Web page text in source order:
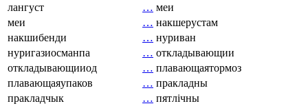
лангуст
… меи
меи
… накшерустам
накшибенди
… нуриван
нуригазиосманпа
… откладывающии
откладывающииод
… плавающаятормоз
плавающаяупаков
… пракладны
пракладчык
… пятлічны